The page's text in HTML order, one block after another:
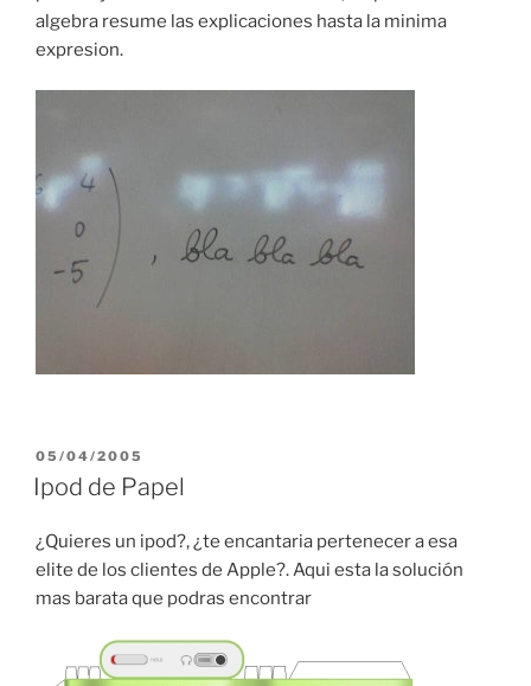
algebra resume las explicaciones hasta la minima
expresion.
POSTED
ON
05/04/2005
Ipod de Papel
¿Quieres un ipod?, ¿te encantaria pertenecer a esa
elite de los clientes de Apple?. Aqui esta la solución
mas barata que podras encontrar